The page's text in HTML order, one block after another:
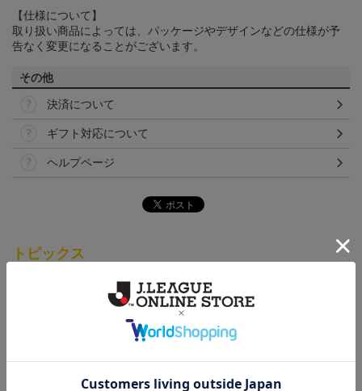
【仕様について】
取り扱い商品によっては、パッケージやデザインなどの仕様が予
告なく変更になることがございます。
その他
決済について
ギフト対応について
ヘルプページ
トピックス
チームマスコットグッズは、サポーターやファン必
見！今すぐチェックしてみてください！